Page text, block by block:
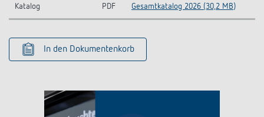
Katalog PDF Gesamtkatalog 2026 (30,2 MB)
In den Dokumentenkorb